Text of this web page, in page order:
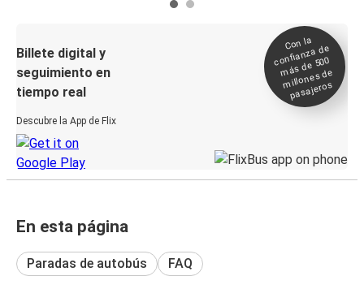
Billete digital y
seguimiento en
tiempo real
Descubre la App de Flix
Con la
confianza de
más de 500
millones de
pasajeros
En esta página
Paradas de autobús FAQ